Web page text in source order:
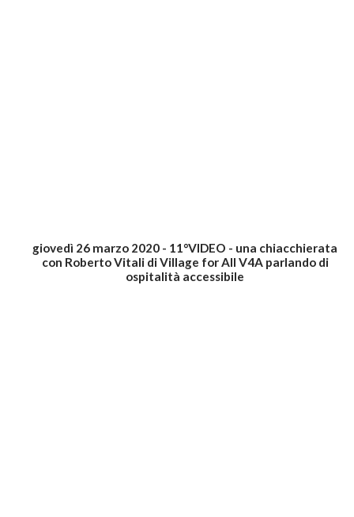
giovedì 26 marzo 2020 - 11°VIDEO - una chiacchierata
con Roberto Vitali di Village for All V4A parlando di
ospitalità accessibile